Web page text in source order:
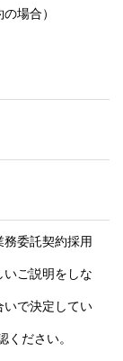
場合）
委託契約採用
ご説明をしな
いで決定してい
ください。